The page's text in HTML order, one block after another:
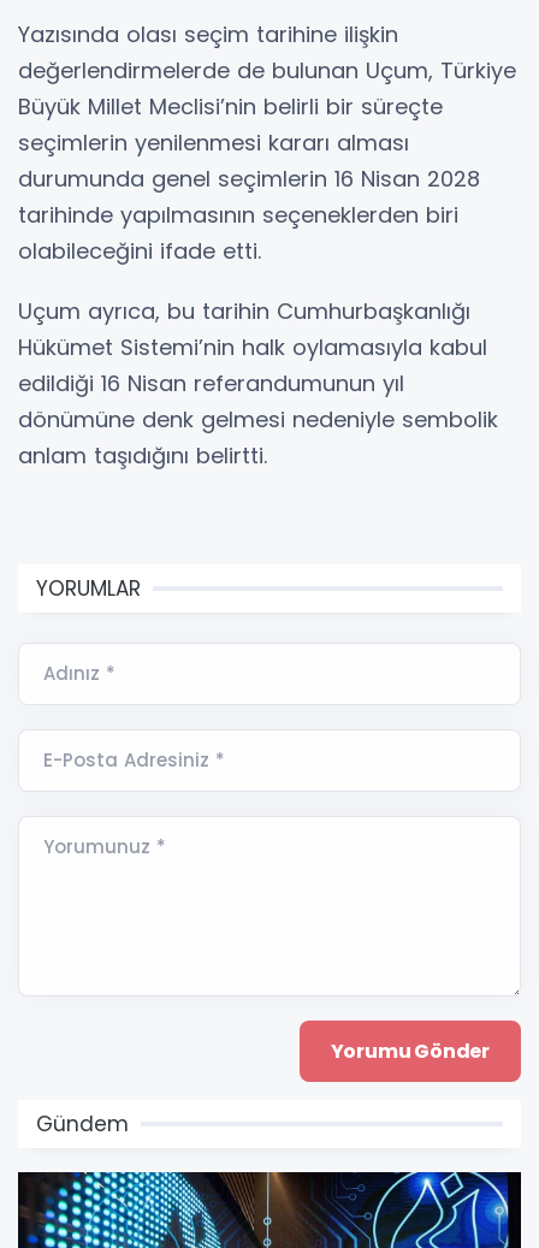
Yazısında olası seçim tarihine ilişkin
değerlendirmelerde de bulunan Uçum, Türkiye
Büyük Millet Meclisi’nin belirli bir süreçte
seçimlerin yenilenmesi kararı alması
durumunda genel seçimlerin 16 Nisan 2028
tarihinde yapılmasının seçeneklerden biri
olabileceğini ifade etti.
Uçum ayrıca, bu tarihin Cumhurbaşkanlığı
Hükümet Sistemi’nin halk oylamasıyla kabul
edildiği 16 Nisan referandumunun yıl
dönümüne denk gelmesi nedeniyle sembolik
anlam taşıdığını belirtti.
YORUMLAR
Adınız *
E-Posta Adresiniz *
Yorumunuz *
Gündem